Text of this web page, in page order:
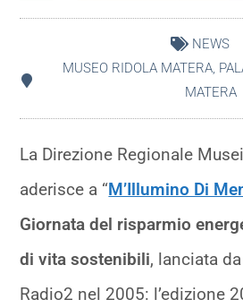
NEWS
MUSEO RIDOLA MATERA,
MATERA
La Direzione Regionale
aderisce a “M’Illumino Di
Giornata del risparmio
di vita sostenibili, lanciata
Radio2 nel 2005: l’edizione